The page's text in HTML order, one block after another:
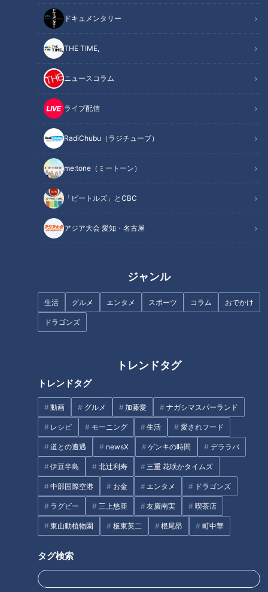
ドキュメンタリー
THE TIME,
ニュースコラム
ライブ配信
RadiChubu（ラジチューブ）
me:tone（ミートーン）
「ビートルズ」とCBC
アジア大会 愛知・名古屋
ジャンル
生活 グルメ エンタメ スポーツ コラム おでかけ
ドラゴンズ
トレンドタグ
トレンドタグ
動画 グルメ 加藤愛 ナガシマスパーランド
レシピ モーニング 生活 愛されフード
道との遭遇 newsX ゲンキの時間 デララバ
伊豆半島 北辻利寿 三重 花咲かタイムズ
中部国際空港 お金 エンタメ ドラゴンズ
ラグビー 三上悠亜 友廣南実 喫茶店
東山動植物園 板東英二 根尾昂 町中華
タグ検索
この記事を見たあなたへのおすすめ
夏の湿気にもう悩まない！
「3COINS」で見つけた梅雨＆
夏の“ベタつき”対策グッズ特集
見つけた美味しいものは何です
か？ 聞いてみると！？
【家計お助けWEEK】目分量で
簡単おいしい！すぐに再現でき
“新"映え映えスイーツ! 名古屋・
大須に集まるSNSで話題沸騰中
の最新スイーツ
夏こそ食べたい！
「@FROZEN」店員が本気で推
す全国ご当地アイス3選
タグ
DCM チャント！ ホームセンター